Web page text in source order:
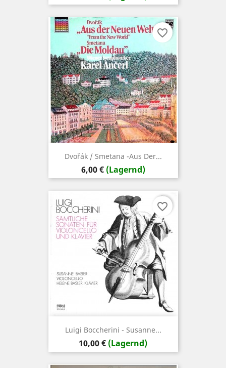
Dvořák / Smetana -Aus Der...
Preis
6,00 € (Lagernd)
favorite_border
Luigi Boccherini - Susanne...
Preis
10,00 € (Lagernd)
favorite_border